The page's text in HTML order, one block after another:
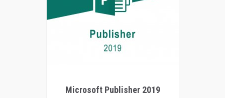
Microsoft Publisher 2019